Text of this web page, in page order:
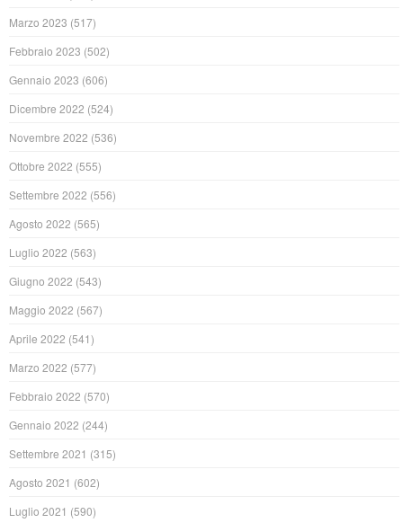
Marzo 2023 (517)
Febbraio 2023 (502)
Gennaio 2023 (606)
Dicembre 2022 (524)
Novembre 2022 (536)
Ottobre 2022 (555)
Settembre 2022 (556)
Agosto 2022 (565)
Luglio 2022 (563)
Giugno 2022 (543)
Maggio 2022 (567)
Aprile 2022 (541)
Marzo 2022 (577)
Febbraio 2022 (570)
Gennaio 2022 (244)
Settembre 2021 (315)
Agosto 2021 (602)
Luglio 2021 (590)